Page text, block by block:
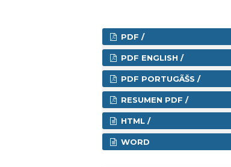
PDF /
PDF ENGLISH /
PDF PORTUGÃŠS /
RESUMEN PDF /
HTML /
WORD